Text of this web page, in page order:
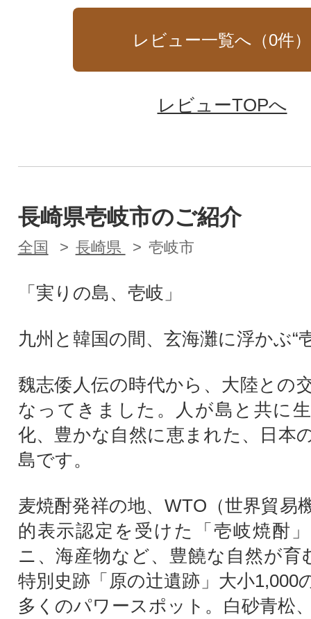
レビュー一覧へ（0件）
レビューTOPへ
長崎県壱岐市のご紹介
全国 長崎県 壱岐市
「実りの島、壱岐」
九州と韓国の間、玄海灘に浮かぶ“
魏志倭人伝の時代から、大陸との
なってきました。人が島と共に
化、豊かな自然に恵まれた、日本
島です。
麦焼酎発祥の地、WTO（世界貿易
的表示認定を受けた「壱岐焼酎
ニ、海産物など、豊饒な自然が育
特別史跡「原の辻遺跡」大小1,000
多くのパワースポット。白砂青松